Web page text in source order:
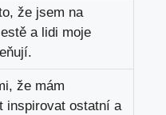
že jsem na
a lidi moje
že mám
inspirovat ostatní a